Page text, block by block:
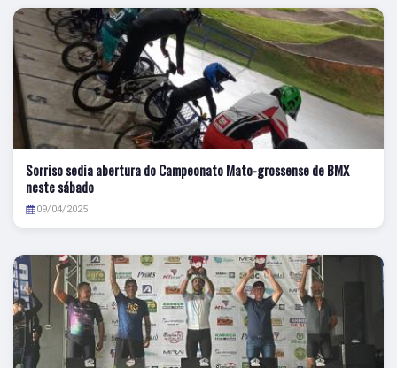
Sorriso sedia abertura do Campeonato Mato-grossense de BMX
neste sábado
09/04/2025